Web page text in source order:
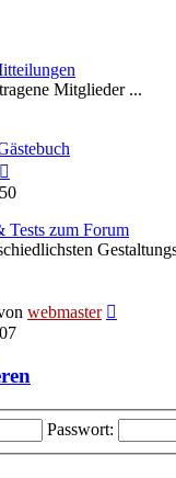
Mitglieder ...
Beitrag
Tests zum Forum
webmaster
Passwort: